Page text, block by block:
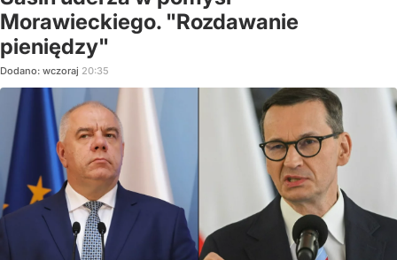
Morawieckiego. "Rozdawanie
pieniędzy"
Dodano: wczoraj 20:35